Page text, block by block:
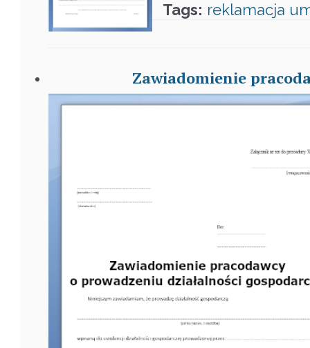
Tags: reklamacja
Zawiadomienie